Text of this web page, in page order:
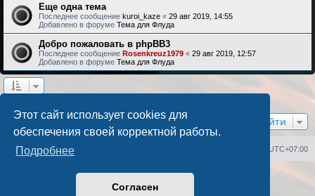
Этот сайт использует cookies для
обеспечения своей корректной работы.
Подробнее
Согласен
Еще одна тема
Последнее сообщение kuroi_kaze « 29 авг 2019, 14:55
Добавлено в форуме Тема для Флуда
Добро пожаловать в phpBB3
Последнее сообщение Rosenkreuz1979 « 29 авг 2019, 12:57
Добавлено в форуме Тема для Флуда
Перейти
Список форумов UTC+07:00
Создано на основеphpBB® Forum Software © phpBB Limited
Русская поддержка phpBB